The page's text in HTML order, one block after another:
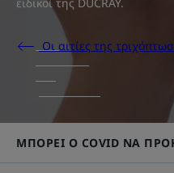
Οι αιτίες της
ΜΠΟΡΕΊ Ο COVID ΝΑ